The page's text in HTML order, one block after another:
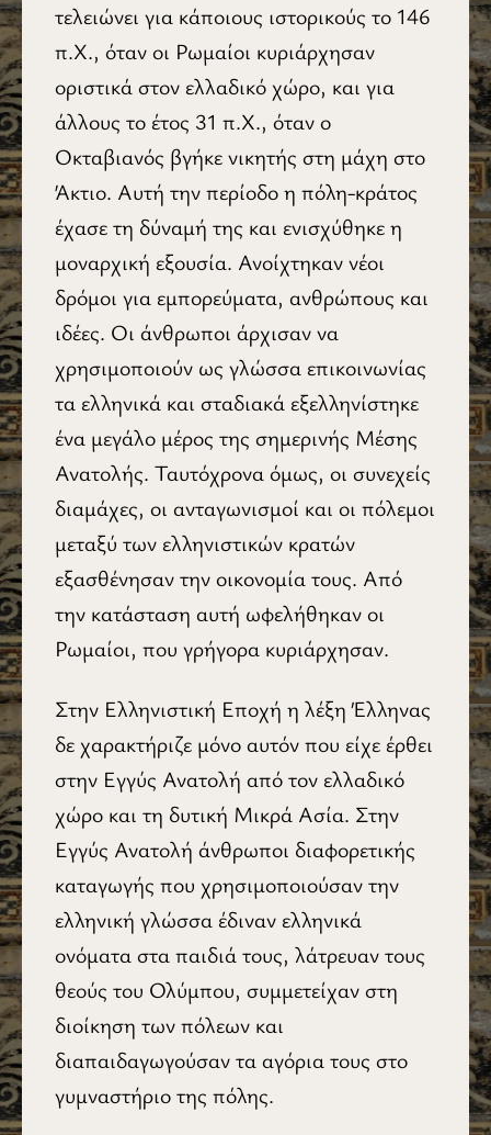
τελειώνει για κάποιους ιστορικούς το 146
π.Χ., όταν οι Ρωμαίοι κυριάρχησαν
οριστικά στον ελλαδικό χώρο, και για
άλλους το έτος 31 π.Χ., όταν ο
Οκταβιανός βγήκε νικητής στη μάχη στο
Άκτιο. Αυτή την περίοδο η πόλη-κράτος
έχασε τη δύναμή της και ενισχύθηκε η
μοναρχική εξουσία. Ανοί­χτηκαν νέοι
δρόμοι για εμπορεύματα, ανθρώπους και
ιδέες. Οι άνθρωποι άρχισαν να
χρησιμοποιούν ως γλώσσα επικοινωνίας
τα ελληνικά και σταδιακά εξελληνίστηκε
ένα μεγάλο μέρος της σημερινής Μέσης
Ανατολής. Ταυτόχρονα όμως, οι συνεχείς
διαμάχες, οι ανταγωνισμοί και οι πόλεμοι
μεταξύ των ελληνιστικών κρατών
εξασθένησαν την οικονομία τους. Από
την κατάσταση αυτή ωφελήθηκαν οι
Ρωμαίοι, που γρήγορα κυριάρχησαν.
Στην Ελληνιστική Εποχή η λέξη Έλληνας
δε χαρακτήριζε μόνο αυτόν που είχε έρθει
στην Εγγύς Ανατολή από τον ελλαδικό
χώρο και τη δυτική Μικρά Ασία. Στην
Εγγύς Ανατολή άνθρωποι διαφορετικής
καταγωγής που χρησιμοποιούσαν την
ελληνική γλώσσα έδιναν ελληνικά
ονόματα στα παιδιά τους, λάτρευαν τους
θεούς του Ολύμπου, συμμετείχαν στη
διοίκηση των πόλεων και
διαπαιδαγωγούσαν τα αγόρια τους στο
γυμναστήριο της πόλης.